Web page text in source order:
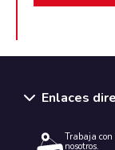
Enlaces
Trabaja con
nosotros.